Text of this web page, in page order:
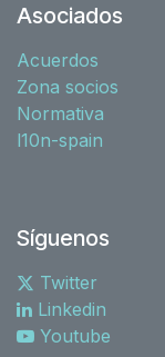
Asociados
Acuerdos
Zona socios
Normativa
l10n-spain
Síguenos
Twitter
Linkedin
Youtube